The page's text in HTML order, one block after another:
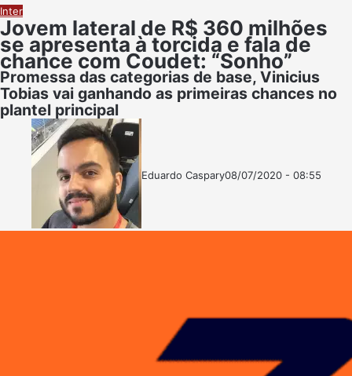
Inter
Jovem lateral de R$ 360 milhões
se apresenta à torcida e fala de
chance com Coudet: “Sonho”
Promessa das categorias de base, Vinicius
Tobias vai ganhando as primeiras chances no
plantel principal
Eduardo CasparyFollow
Mande
08/07/2020 - 08:55